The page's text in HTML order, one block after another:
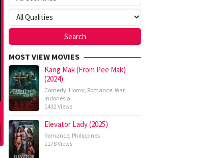
MOST VIEW MOVIES
Kang Mak (From Pee Mak)
(2024)
Comedy, Horror, Romance, War,
Indonesia
1432 Views
Elevator Lady (2025)
Romance, Philippines
1178 Views